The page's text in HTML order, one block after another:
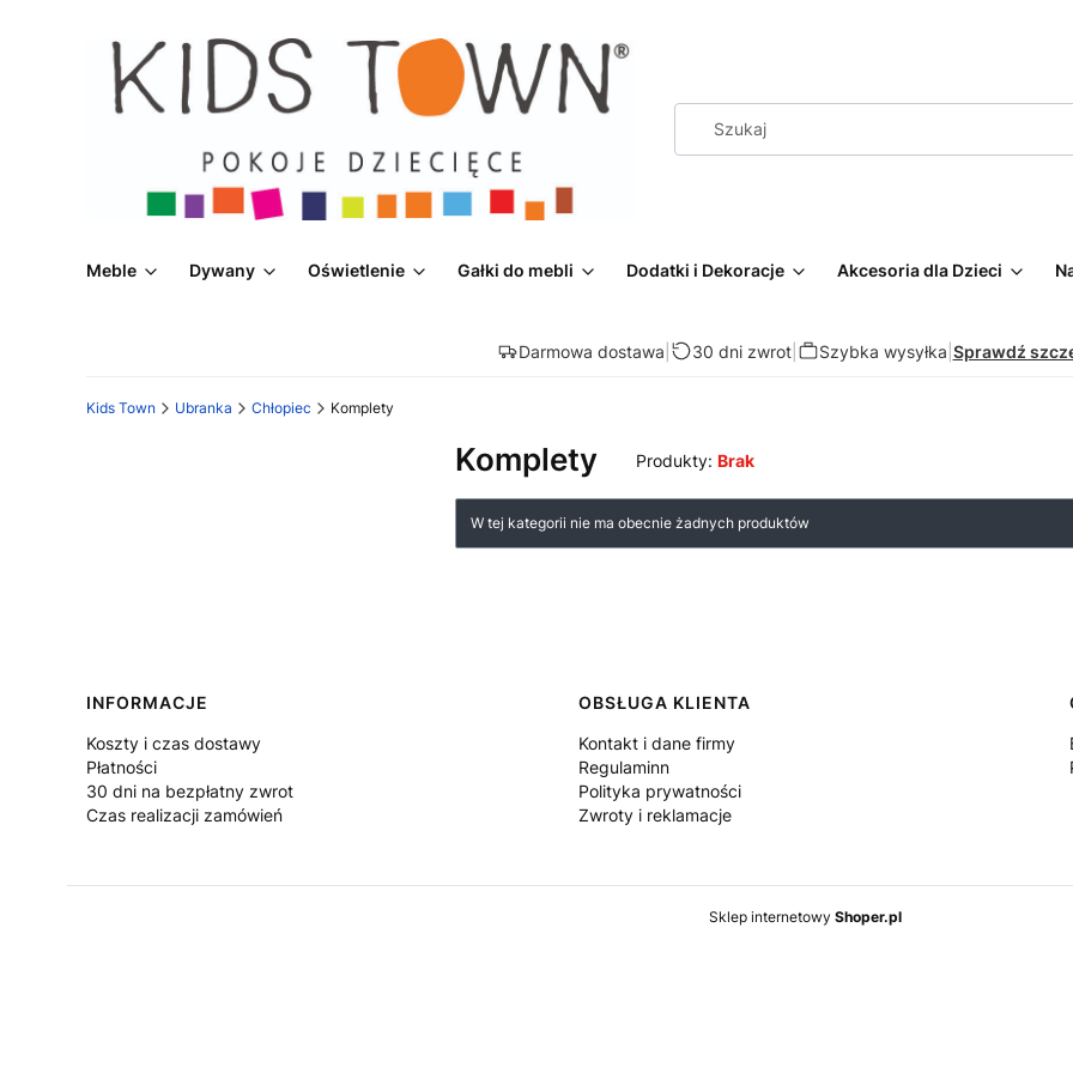
Meble Dywany Oświetlenie Gałki do mebli Dodatki i Dekoracje Akcesoria dla Dzieci
Darmowa dostawa 30 dni zwrot| Szybka wysyłka Sprawdź
Kids Town Ubranka Chłopiec Komplety
Komplety Produkty: Brak
Lista produktów
W tej kategorii nie ma obecnie żadnych produktów
Linki w stopce
INFORMACJE
Koszty i czas dostawy
Płatności
30 dni na bezpłatny zwrot
Czas realizacji zamówień
OBSŁUGA KLIENTA
Kontakt i dane firmy
Regulaminn
Polityka prywatności
Zwroty i reklamacje
Sklep internetowy Shoper.pl